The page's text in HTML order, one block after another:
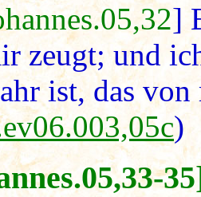
]
zeugt; und
ist, das
)